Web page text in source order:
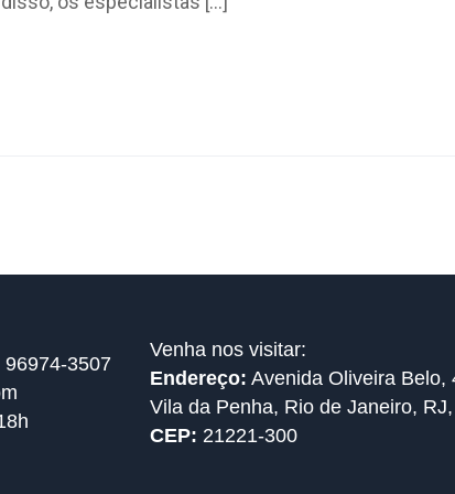
3507
Venha nos visitar:
Endereço: Avenida Oliveira Belo,
Vila da Penha, Rio de Janeiro, RJ,
CEP: 21221-300